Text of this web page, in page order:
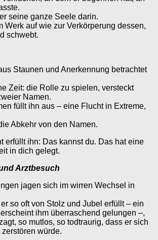
seine ganze Seele darin.
Werk auf wie zur Verkörperung dessen,
schwebt.
Staunen und Anerkennung betrachtet
Zeit: die Rolle zu spielen, versteckt
Namen.
füllt ihn aus – eine Flucht in Extreme,
Abkehr von den Namen.
erfüllt ihn: Das kannst du. Das hat eine
in dich gelegt.
Arztbesuch
jagen sich im wirren Wechsel in
so oft von Stolz und Jubel erfüllt – ein
ihm überraschend gelungen –,
so mutlos, so todtraurig, dass er sich
würde.